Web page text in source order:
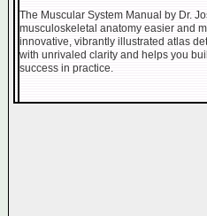
The Muscular System Manual by Dr.
musculoskeletal anatomy easier and
innovative, vibrantly illustrated atlas
with unrivaled clarity and helps you
success in practice.